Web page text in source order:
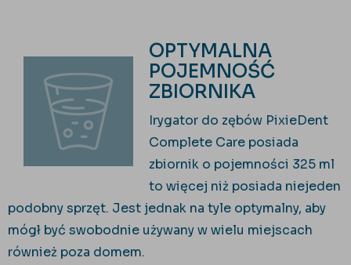
OPTYMALNA
POJEMNOŚĆ
ZBIORNIKA
Irygator do zębów PixieDent
Complete Care posiada
zbiornik o pojemności 325 ml
to więcej niż posiada niejeden
podobny sprzęt. Jest jednak na tyle optymalny, aby
mógł być swobodnie używany w wielu miejscach
również poza domem.